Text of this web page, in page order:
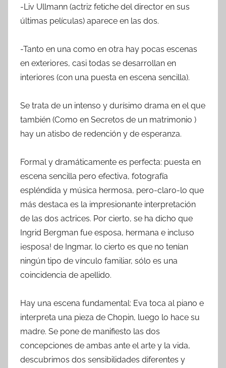
-Liv Ullmann (actriz fetiche del director en sus
últimas películas) aparece en las dos.
-Tanto en una como en otra hay pocas escenas
en exteriores, casi todas se desarrollan en
interiores (con una puesta en escena sencilla).
Se trata de un intenso y durísimo drama en el que
también (Como en Secretos de un matrimonio )
hay un atisbo de redención y de esperanza.
Formal y dramáticamente es perfecta: puesta en
escena sencilla pero efectiva, fotografía
espléndida y música hermosa, pero-claro-lo que
más destaca es la impresionante interpretación
de las dos actrices. Por cierto, se ha dicho que
Ingrid Bergman fue esposa, hermana e incluso
¡esposa! de Ingmar, lo cierto es que no tenían
ningún tipo de vínculo familiar, sólo es una
coincidencia de apellido.
Hay una escena fundamental: Eva toca al piano e
interpreta una pieza de Chopin, luego lo hace su
madre. Se pone de manifiesto las dos
concepciones de ambas ante el arte y la vida,
descubrimos dos sensibilidades diferentes y